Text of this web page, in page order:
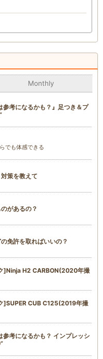
Monthly
考になるかも？』足つき＆プ
でも体感できる
策を教えて
があるの？
免許を取ればいいの？
]Ninja H2 CARBON(2020年撮
]SUPER CUB C125(2019年撮
考になるかも？ インプレッシ